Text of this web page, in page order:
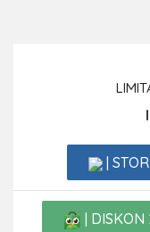
|
| DISKON